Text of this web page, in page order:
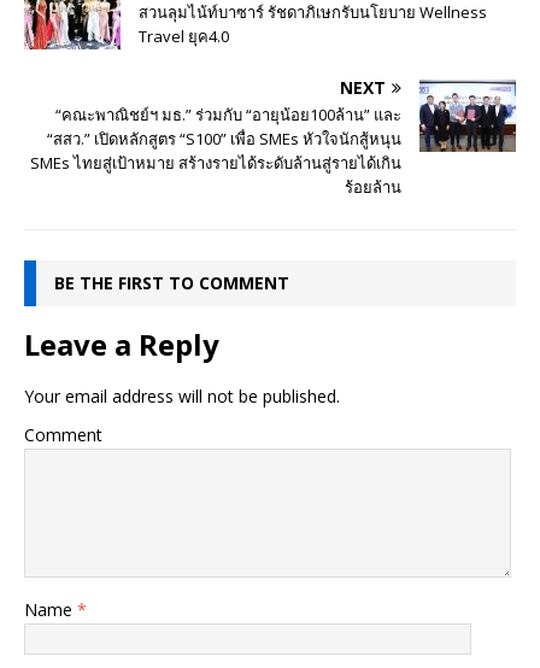
สวนลุมไน้ท์บาซาร์ รัชดาภิเษกรับนโยบาย Wellness
Travel ยุค4.0
NEXT
“คณะพาณิชย์ฯ มธ.” ร่วมกับ “อายุน้อย100ล้าน” และ
“สสว.” เปิดหลักสูตร “S100” เพื่อ SMEs หัวใจนักสู้หนุน
SMEs ไทยสู่เป้าหมาย สร้างรายได้ระดับล้านสู่รายได้เกิน
ร้อยล้าน
BE THE FIRST TO COMMENT
Leave a Reply
Your email address will not be published.
Comment
Name *